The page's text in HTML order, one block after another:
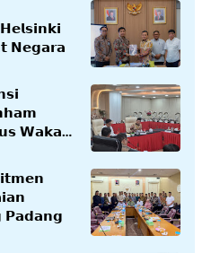
𝗡𝗲𝗴𝗮𝗿𝗮
𝗪𝗮𝗸𝗮𝗳
𝗣𝗮𝗱𝗮𝗻𝗴